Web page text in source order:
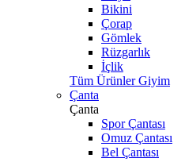
Bikini
Çorap
Gömlek
Rüzgarlık
İçlik
Tüm Ürünler Giyim
Çanta
Çanta
Spor Çantası
Omuz Çantası
Bel Çantası